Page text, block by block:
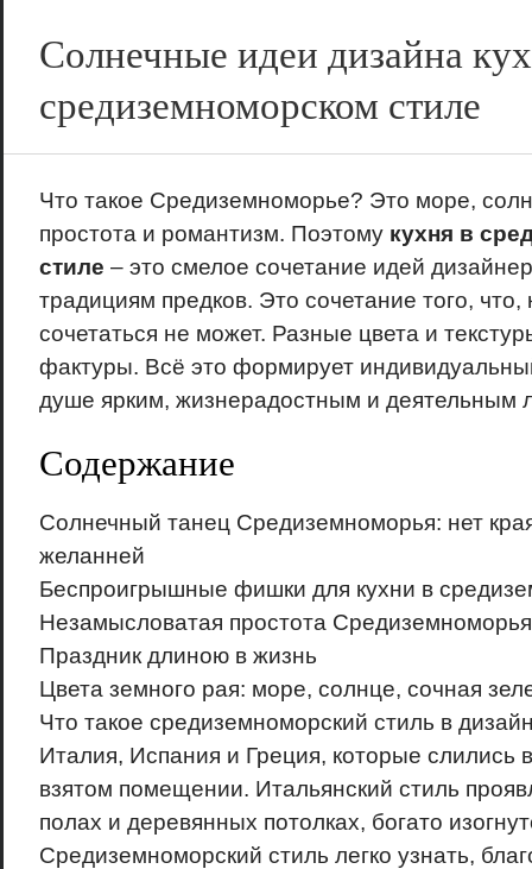
Солнечные идеи дизайна
средиземноморском стиле
Что такое Средиземноморье? Это море,
простота и романтизм. Поэтому кухня в
стиле – это смелое сочетание идей
традициям предков. Это сочетание того, что,
сочетаться не может. Разные цвета и
фактуры. Всё это формирует
душе ярким, жизнерадостным и деятельным
Содержание
Солнечный танец Средиземноморья: нет
желанней
Беспроигрышные фишки для кухни в
Незамысловатая простота Средиземноморья
Праздник длиною в жизнь
Цвета земного рая: море, солнце, сочная
Что такое средиземноморский стиль в
Италия, Испания и Греция, которые слились
взятом помещении. Итальянский стиль
полах и деревянных потолках, богато
Средиземноморский стиль легко узнать,